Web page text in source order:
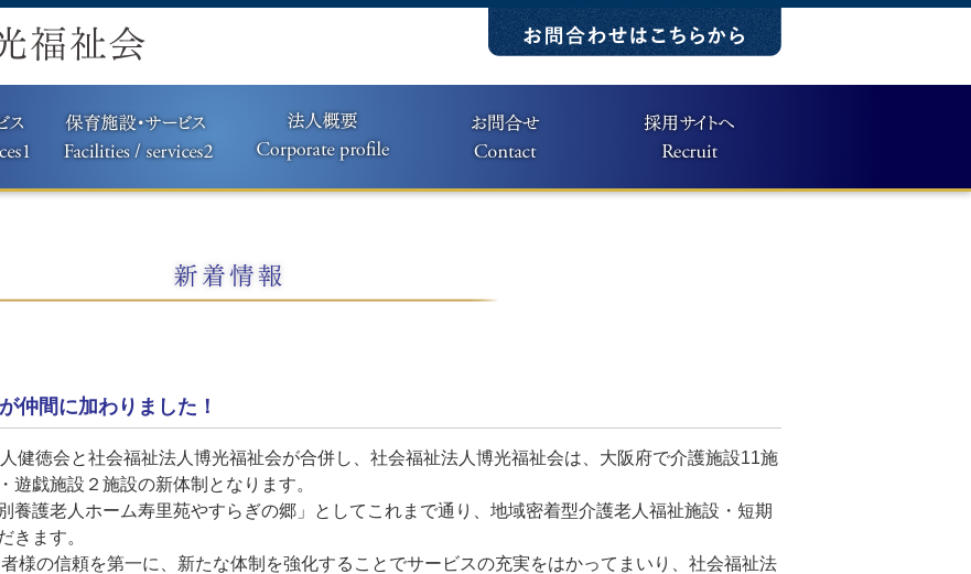
仲間に加わりました！
健徳会と社会福祉法人博光福祉会が合併し、 社会福祉法人博光福祉会は、大阪府で介護施設11施
戯施設２施設の新体制となります。
養護老人ホーム寿里苑やすらぎの郷」としてこれまで通り、地域密着型介護老人福祉施設・短期
きます。
様の信頼を第一に、新たな体制を強化することでサービスの充実をはかってまいり、社会福祉法